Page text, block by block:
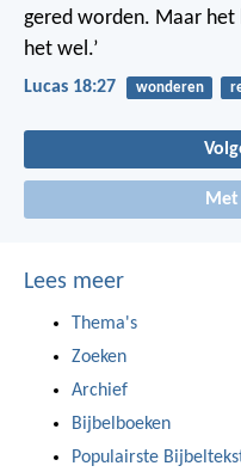
gered worden. Maar het
het wel.’
Lucas 18:27 wonderen
Lees meer
Thema's
Zoeken
Archief
Bijbelboeken
Populairste